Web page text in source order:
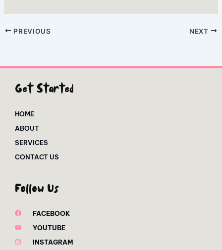
PREVIOUS NEXT
Get Started
HOME
ABOUT
SERVICES
CONTACT US
Follow Us
FACEBOOK
YOUTUBE
INSTAGRAM